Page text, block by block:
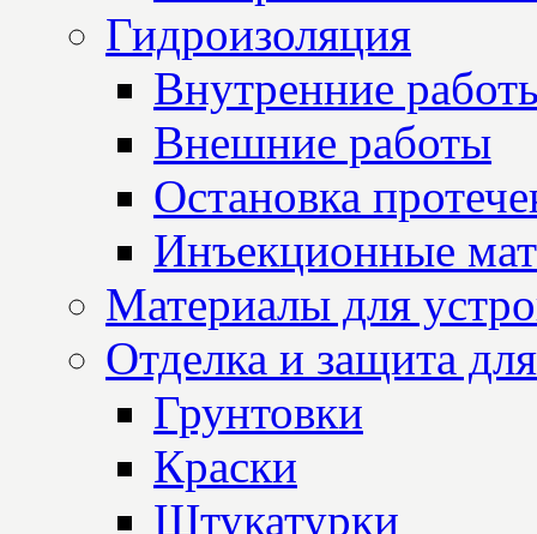
Гидроизоляция
Внутренние
Внешние работы
Остановка
Инъекционные
Материалы для
Отделка и защита
Грунтовки
Краски
Штукатурки